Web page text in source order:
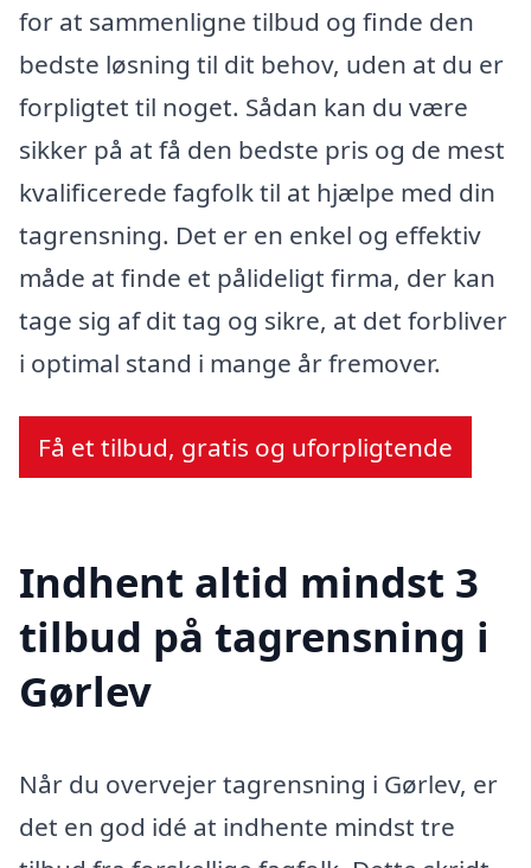
for at sammenligne tilbud og finde den
bedste løsning til dit behov, uden at du er
forpligtet til noget. Sådan kan du være
sikker på at få den bedste pris og de mest
kvalificerede fagfolk til at hjælpe med din
tagrensning. Det er en enkel og effektiv
måde at finde et pålideligt firma, der kan
tage sig af dit tag og sikre, at det forbliver
i optimal stand i mange år fremover.
Få et tilbud, gratis og uforpligtende
Indhent altid mindst 3
tilbud på tagrensning i
Gørlev
Når du overvejer tagrensning i Gørlev, er
det en god idé at indhente mindst tre